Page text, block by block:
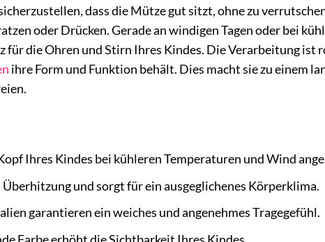
dass die Mütze gut sitzt, ohne zu
oder Drücken. Gerade an windigen Tagen oder bei
für die Ohren und Stirn Ihres Kindes. Die Verarbeitung ist
ihre Form und Funktion behält. Dies macht sie zu einem
Ihres Kindes bei kühleren Temperaturen und Wind
und sorgt für ein ausgeglichenes Körperklima.
garantieren ein weiches und angenehmes Tragegefühl.